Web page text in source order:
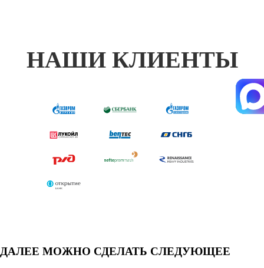
НАШИ КЛИЕНТЫ
ДАЛЕЕ МОЖНО СДЕЛАТЬ СЛЕДУЮЩЕЕ